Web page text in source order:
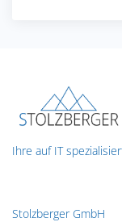
Ihre auf IT
Stolzberger GmbH